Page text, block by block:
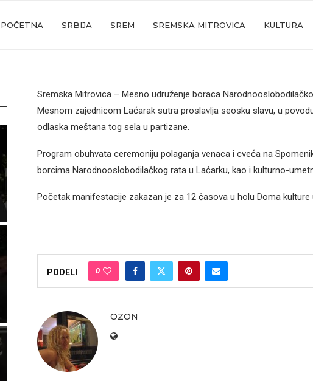
POČETNA SRBIJA SREM SREMSKA MITROVICA KULTURA
Sremska Mitrovica – Mesno udruženje boraca
Mesnom zajednicom Laćarak sutra proslavlja seosku slavu, u
odlaska meštana tog sela u partizane.
Program obuhvata ceremoniju polaganja venaca i cveća na
borcima Narodnooslobodilačkog rata u Laćarku, kao i kulturno-
Početak manifestacije zakazan je za 12 časova u holu Doma kulture
PODELI 0
OZON